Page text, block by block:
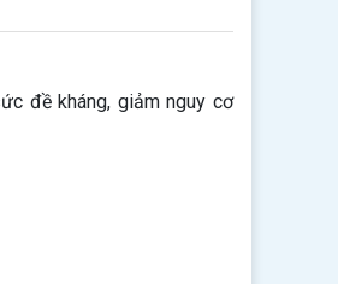
đề kháng, giảm nguy cơ